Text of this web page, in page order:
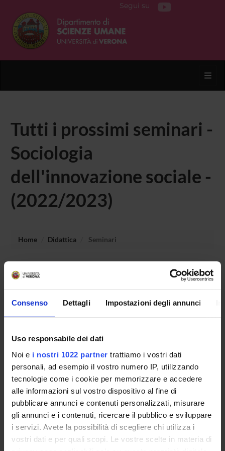
Consenso Dettagli Impostazioni degli annunci
Uso responsabile dei dati
Noi e i nostri 1022 partner trattiamo i vostri dati
personali, ad esempio il vostro numero IP, utilizzando
tecnologie come i cookie per memorizzare e accedere
alle informazioni sul vostro dispositivo al fine di
pubblicare annunci e contenuti personalizzati, misurare
gli annunci e i contenuti, ricercare il pubblico e sviluppare
i servizi. Avete la possibilità di scegliere chi utilizza i
vostri dati e per quali scopi. Le vostre scelte in materia di
Segui su
Tutti i prossimi seminari -
Sociologia
dell'innovazione sociale -
(2022/2023)
Home Didattica Seminari
Non è stato trovato alcun seminario relativo
all'insegnamento Sociologia dell'innovazione sociale.
DOTTORATI, MASTER E FORMAZIONE SUPERIORE
Contatti
Persone
Luoghi
Calendario